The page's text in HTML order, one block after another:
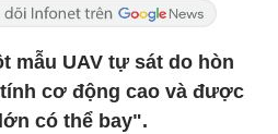
mẫu UAV tự sát do hòn
cơ động cao và được
có thể bay".